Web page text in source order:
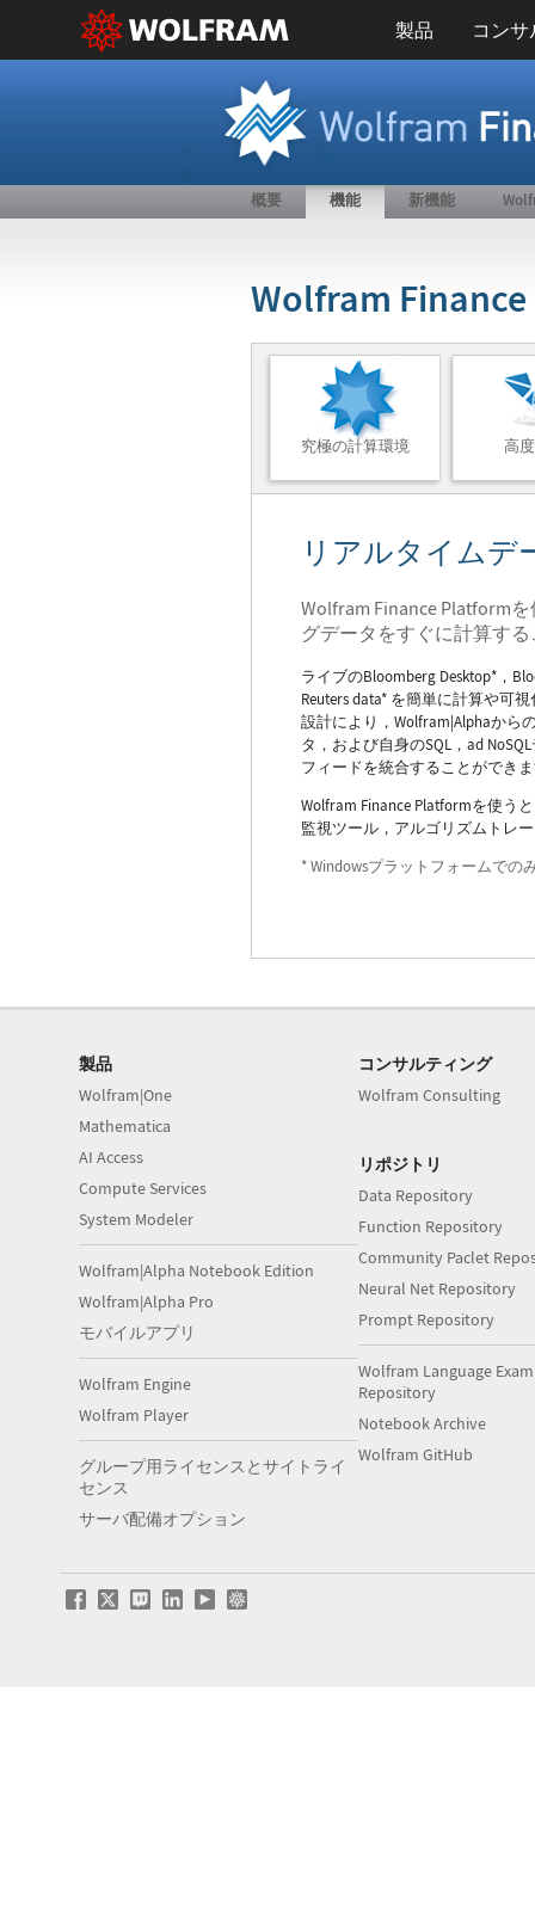
製品 コン
概要 機能 新機能
Wolfram
究極の計算環境 高
リアルタイムデ
Wolfram Finance Platform
グデータをすぐに計算す
ライブのBloomberg Desktop*，
Reuters data* を簡単に計算や可
設計により，Wolfram|Alphaから
タ，および自身のSQL，ad
フィードを統合することができ
Wolfram Finance Platformを使う
監視ツール，アルゴリズムトレ
* Windowsプラットフォームでの
製品
Wolfram|One
Mathematica
AI Access
Compute Services
System Modeler
Wolfram|Alpha Notebook Edition
Wolfram|Alpha Pro
モバイルアプリ
Wolfram Engine
Wolfram Player
グループ用ライセンスとサイトライ
センス
サーバ配備オプション
コンサルティング
Wolfram Consulting
リポジトリ
Data Repository
Function Repository
Community Paclet
Neural Net Repository
Prompt Repository
Wolfram Language
Repository
Notebook Archive
Wolfram GitHub